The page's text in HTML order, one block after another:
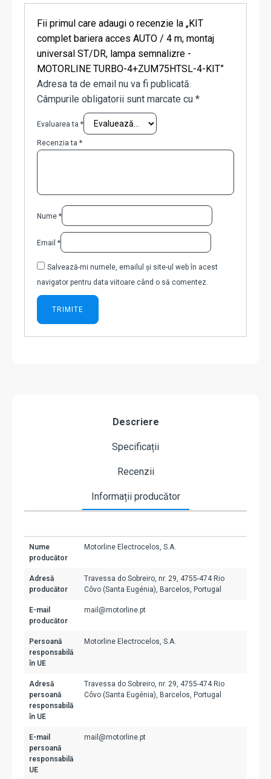
Fii primul care adaugi o recenzie la „KIT
complet bariera acces AUTO / 4 m, montaj
universal ST/DR, lampa semnalizre -
MOTORLINE TURBO-4+ZUM75HTSL-4-KIT”
Adresa ta de email nu va fi publicată.
Câmpurile obligatorii sunt marcate cu *
Evaluarea ta *
Recenzia ta *
Nume *
Email *
Salvează-mi numele, emailul și site-ul web în acest
navigator pentru data viitoare când o să comentez.
Descriere
Specificații
Recenzii
Informații producător
Nume
producător
Motorline Electrocelos, S.A.
Adresă
producător
Travessa do Sobreiro, nr. 29, 4755-474 Rio
Côvo (Santa Eugénia), Barcelos, Portugal
E-mail
producător
mail@motorline.pt
Persoană
responsabilă
în UE
Motorline Electrocelos, S.A.
Adresă
persoană
responsabilă
în UE
Travessa do Sobreiro, nr. 29, 4755-474 Rio
Côvo (Santa Eugénia), Barcelos, Portugal
E-mail
persoană
responsabilă
UE
mail@motorline.pt